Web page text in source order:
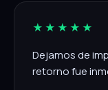
★★★★★
Dejamos de
retorno fue